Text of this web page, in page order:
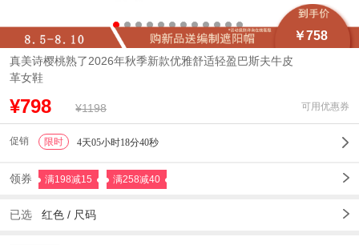
￥758
真美诗樱桃熟了2026年秋季新款优雅舒适轻盈巴斯夫牛皮
革女鞋
¥798 ¥1198 可用优惠券
促销 限时 4天05小时18分35秒
领券 满198减15 满258减40
已选 红色 / 尺码